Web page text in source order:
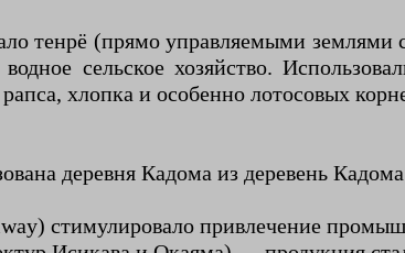
тенрё (прямо управляемыми землями
сельское хозяйство.
хлопка и особенно лотосовых
деревня Кадома из деревень
стимулировало привлечение